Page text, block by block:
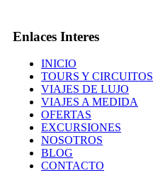
Enlaces Interes
INICIO
TOURS Y CIRCUITOS
VIAJES DE LUJO
VIAJES A MEDIDA
OFERTAS
EXCURSIONES
NOSOTROS
BLOG
CONTACTO